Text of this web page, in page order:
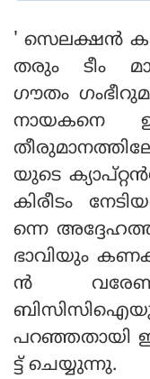
' സെലക്ഷൻ
തരും ടീം
ഗൗതം
നായകനെ
യുടെ
കിരീടം
ന്നെ
ഭാവിയും
ൻ
പറഞ്ഞതായി
ട്ട് ചെയ്യുന്നു.